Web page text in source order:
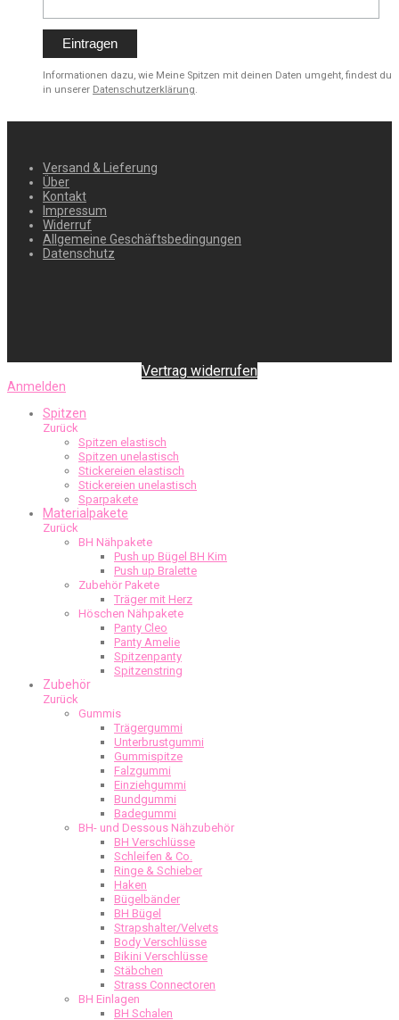
Informationen dazu, wie Meine Spitzen mit deinen Daten umgeht, findest du
in unserer Datenschutzerklärung.
Versand & Lieferung
Über
Kontakt
Impressum
Widerruf
Allgemeine Geschäftsbedingungen
Datenschutz
Vertrag widerrufen
Anmelden
Spitzen
Zurück
Spitzen elastisch
Spitzen unelastisch
Stickereien elastisch
Stickereien unelastisch
Sparpakete
Materialpakete
Zurück
BH Nähpakete
Push up Bügel BH Kim
Push up Bralette
Zubehör Pakete
Träger mit Herz
Höschen Nähpakete
Panty Cleo
Panty Amelie
Spitzenpanty
Spitzenstring
Zubehör
Zurück
Gummis
Trägergummi
Unterbrustgummi
Gummispitze
Falzgummi
Einziehgummi
Bundgummi
Badegummi
BH- und Dessous Nähzubehör
BH Verschlüsse
Schleifen & Co.
Ringe & Schieber
Haken
Bügelbänder
BH Bügel
Strapshalter/Velvets
Body Verschlüsse
Bikini Verschlüsse
Stäbchen
Strass Connectoren
BH Einlagen
BH Schalen